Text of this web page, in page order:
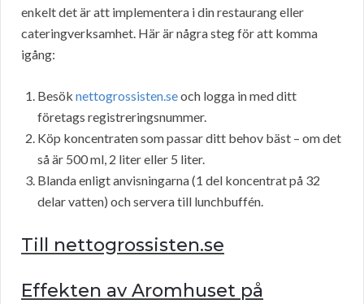
enkelt det är att implementera i din restaurang eller
cateringverksamhet. Här är några steg för att komma
igång:
Besök nettogrossisten.seoch logga in med ditt
företags registreringsnummer.
Köp koncentraten som passar ditt behov bäst – om det
så är 500 ml, 2 liter eller 5 liter.
Blanda enligt anvisningarna (1 del koncentrat på 32
delar vatten) och servera till lunchbuffén.
Till nettogrossisten.se
Effekten av Aromhuset på